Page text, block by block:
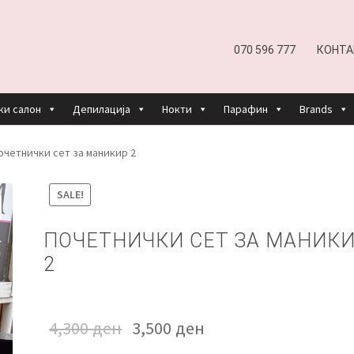
070 596 777
салон Депилација Нокти Парафин Brands
AND RETURNS POLICY
КОШНИЧКАНАШИ БРЕНДОВИ ЗА КОЗМЕТИКА И
ЗА НАС ПРОИЗВОДИ КОРИСНИ СОВЕТИ
сет за маникир 2
SALE!
ПОЧЕТНИЧКИ СЕТ ЗА
2
4,300ден 3,500 ден